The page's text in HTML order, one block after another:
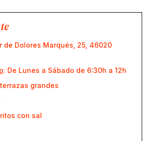
de Dolores Marqués, 25, 46020
: De Lunes a Sábado de 6:30h a 12h
grandes
con sal